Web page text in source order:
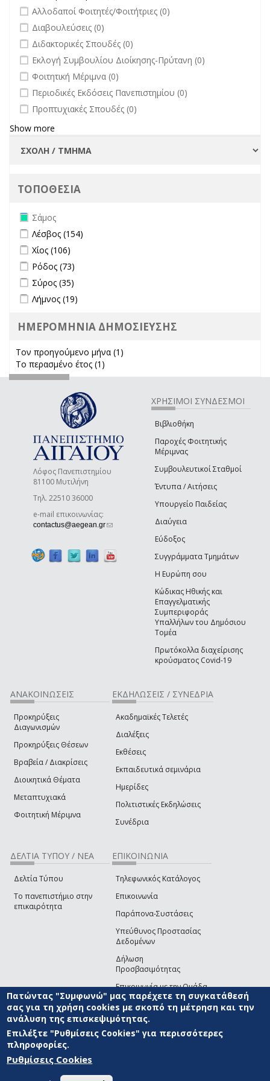
undefined
Αλλοδαποί Φοιτητές/Φοιτήτριες (0)
undefined
Διαβουλεύσεις (0)
undefined
Διδακτορικές Σπουδές (0)
undefined
Εκλογή Συμβουλίου Διοίκησης-Πρύτανη (0)
undefined
Φοιτητική Μέριμνα (0)
undefined
Περιοδικές Εκδόσεις Πανεπιστημίου (0)
undefined
Προπτυχιακές Σπουδές (0)
Show more
ΤΟΠΟΘΕΣΙΑ
Remove Σάμος filter
Σάμος
Apply Λέσβος filter
Λέσβος (154)
Apply Χίος filter
Χίος (106)
Apply Ρόδος filter
Ρόδος (73)
Apply Σύρος filter
Σύρος (35)
Apply Λήμνος filter
Λήμνος (19)
ΗΜΕΡΟΜΗΝΙΑ ΔΗΜΟΣΙΕΥΣΗΣ
Τον προηγούμενο μήνα (1)
Το περασμένο έτος (1)
Λόφος Πανεπιστημίου
81100 Μυτιλήνη
Τηλ. 22510 36000
e-mail επικοινωνίας:
contactus@aegean.gr(link sends e-mail)
ΧΡΗΣΙΜΟΙ ΣΥΝΔΕΣΜΟΙ
Βιβλιοθήκη
Παροχές Φοιτητικής
Μέριμνας
Συμβουλευτικοί Σταθμοί
Έντυπα / Αιτήσεις
Υπουργείο Παιδείας
Διαύγεια
Εύδοξος
Συγγράμματα Τμημάτων
Η Ευρώπη σου
Κώδικας Ηθικής και
Επαγγελματικής
Συμπεριφοράς
Υπαλλήλων του Δημόσιου
Τομέα
Πρωτόκολλα διαχείρισης
κρούσματος Covid-19
ΑΝΑΚΟΙΝΩΣΕΙΣ
Προκηρύξεις
Διαγωνισμών
Προκηρύξεις Θέσεων
Βραβεία / Διακρίσεις
Διοικητικά Θέματα
Μεταπτυχιακά
Φοιτητική Μέριμνα
ΕΚΔΗΛΩΣΕΙΣ / ΣΥΝΕΔΡΙΑ
Ακαδημαϊκές Τελετές
Διαλέξεις
Εκθέσεις
Εκπαιδευτικά σεμινάρια
Ημερίδες
Πολιτιστικές Εκδηλώσεις
Συνέδρια
ΔΕΛΤΙΑ ΤΥΠΟΥ / ΝΕΑ
Δελτία Τύπου
Το πανεπιστήμιο στην
επικαιρότητα
ΕΠΙΚΟΙΝΩΝΙΑ
Τηλεφωνικός Κατάλογος
Επικοινωνία
Παράπονα-Συστάσεις
Υπεύθυνος Προστασίας
Δεδομένων
Δήλωση
Προσβασιμότητας
Επικοινωνία με την Ομάδα
Ανάπτυξης του site(link sends e-mail)
© ΠΑΝΕΠΙΣΤΗΜΙΟ ΑΙΓΑΙΟΥ ΟΡΟΙ ΧΡΗΣΗΣ
ΑΝΑΠΤΥΞΗΣ
Πατώντας "Συμφωνώ" μας παρέχετε τη συγκατάθεσή
σας για τη χρήση cookies με σκοπό τη μέτρηση και την
ανάλυση της επισκεψιμότητας.
Επιλέξτε "Ρυθμίσεις Cookies" για περισσότερες
πληροφορίες.
Ρυθμίσεις Cookies